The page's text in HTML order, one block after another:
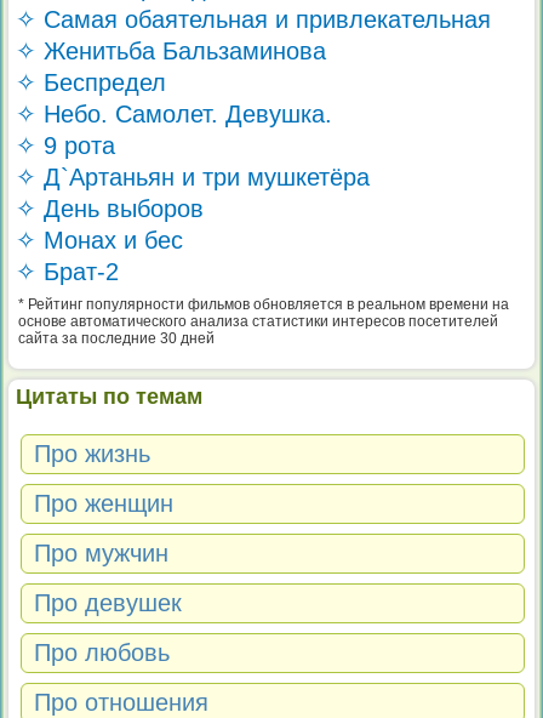
✧ Самая обаятельная и привлекательная
✧ Женитьба Бальзаминова
✧ Беспредел
✧ Небо. Самолет. Девушка.
✧ 9 рота
✧ Д`Артаньян и три мушкетёра
✧ День выборов
✧ Монах и бес
✧ Брат-2
* Рейтинг популярности фильмов обновляется в реальном времени на
основе автоматического анализа статистики интересов посетителей
сайта за последние 30 дней
Цитаты по темам
Про жизнь
Про женщин
Про мужчин
Про девушек
Про любовь
Про отношения